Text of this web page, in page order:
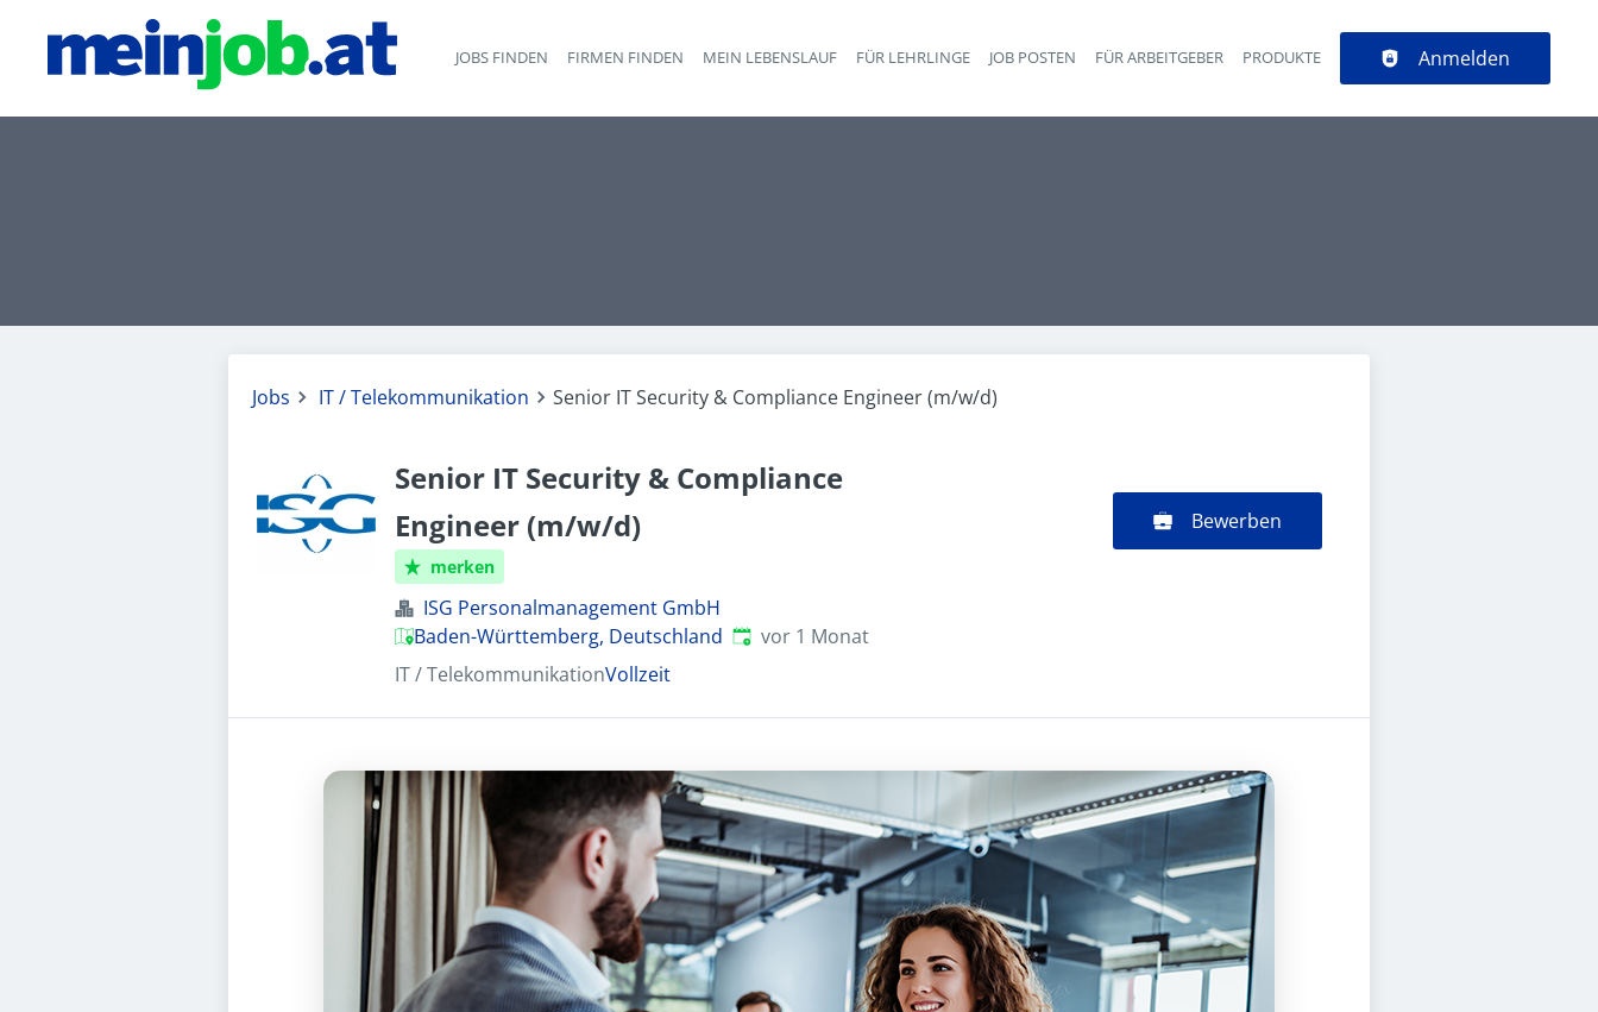
Haupt-Navigation
JOBS FINDEN FIRMEN FINDEN MEIN LEBENSLAUF FÜR LEHRLINGE JOB POSTEN FÜR ARBEITGEBER PRODUKTE Anmelden
Jobs IT / Telekommunikation Senior IT Security & Compliance Engineer (m/w/d)
Senior IT Security & Compliance
Engineer (m/w/d)
merken
ISG Personalmanagement GmbH
Baden-Württemberg, Deutschland Veröffentlicht:
vor 1 Monat
IT / TelekommunikationVollzeit
Bewerben